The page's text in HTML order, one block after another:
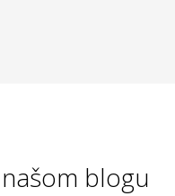
našom blogu